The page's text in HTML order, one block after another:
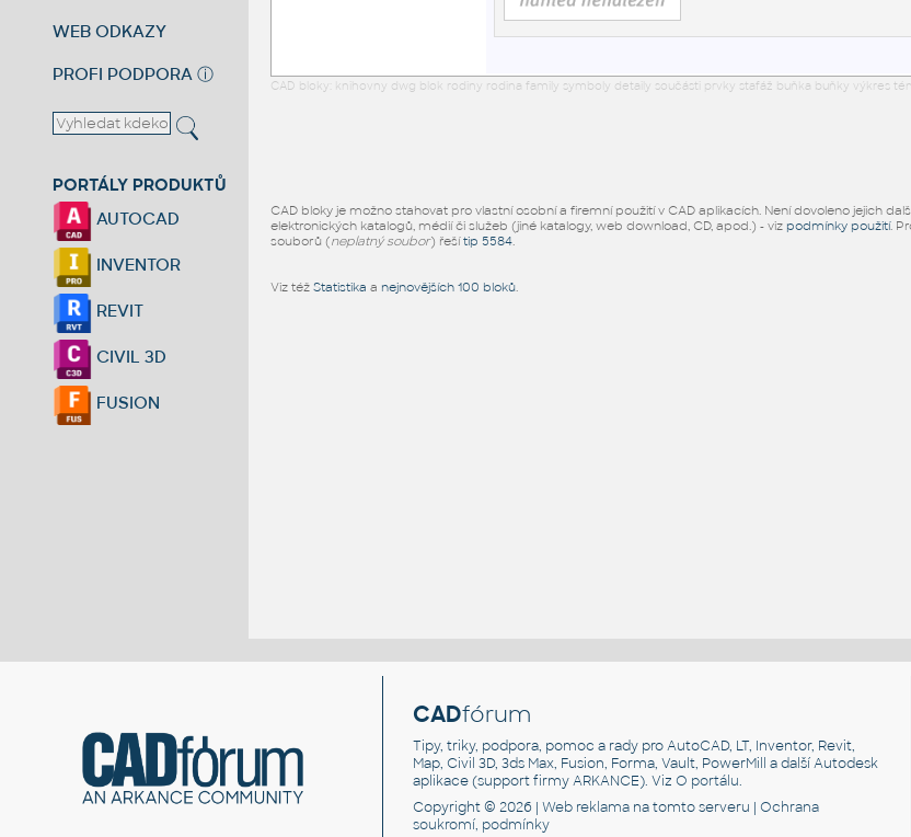
WEB ODKAZY
PROFI PODPORA ⓘ
PORTÁLY PRODUKTŮ
AUTOCAD
INVENTOR
REVIT
CIVIL 3D
FUSION
CAD bloky: knihovny dwg blok rodiny rodina family symboly detaily součásti prvky stafáž buňka buňky výkres
CAD bloky je možno stahovat pro vlastní osobní a firemní použití v CAD aplikacích. Není dovoleno jejich
elektronických katalogů, médií či služeb (jiné katalogy, web download, CD, apod.) - viz podmínky použití.
souborů (neplatný soubor) řešítip 5584.
Viz též Statistika a nejnovějších 100 bloků.
CADfórum
Tipy, triky, podpora, pomoc a rady pro AutoCAD, LT, Inventor, Revit,
Map, Civil 3D, 3ds Max, Fusion, Forma, Vault, PowerMill a další Autodesk
aplikace (support firmy ARKANCE). VizO portálu.
Copyright © 2026 |Web reklama na tomto serveru |Ochrana
soukromí, podmínky